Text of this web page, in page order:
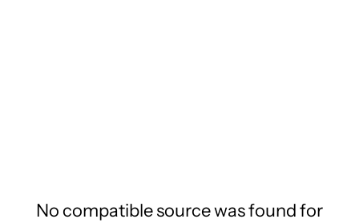
No compatible source was found for